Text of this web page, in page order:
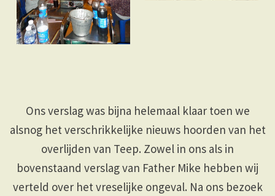
Ons verslag was bijna helemaal klaar toen we
alsnog het verschrikkelijke nieuws hoorden van het
overlijden van Teep. Zowel in ons als in
bovenstaand verslag van Father Mike hebben wij
verteld over het vreselijke ongeval. Na ons bezoek